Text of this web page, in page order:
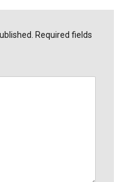
Required fields